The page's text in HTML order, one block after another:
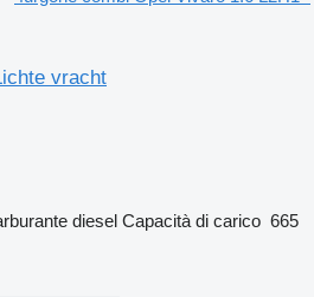
vracht
diesel Capacità di carico 665